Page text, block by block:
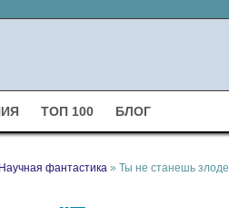
ТОП 100 БЛОГ
Научная фантастика » Ты не станешь